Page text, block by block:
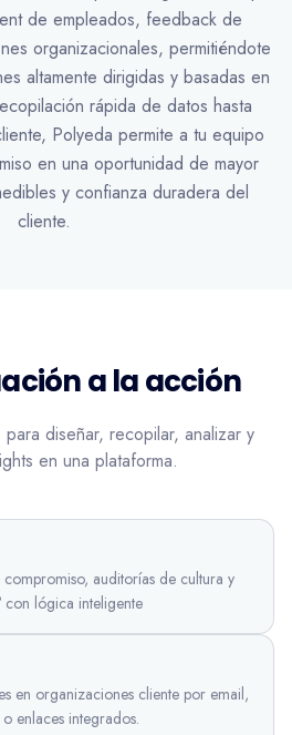
de empleados, feedback de
organizacionales, permitiéndote
altamente dirigidas y basadas en
rápida de datos hasta
Polyeda permite a tu equipo
en una oportunidad de mayor
y confianza duradera del
cliente.
a la acción
diseñar, recopilar, analizar y
en una plataforma.
compromiso, auditorías de cultura y
con lógica inteligente
en organizaciones cliente por email,
enlaces integrados.